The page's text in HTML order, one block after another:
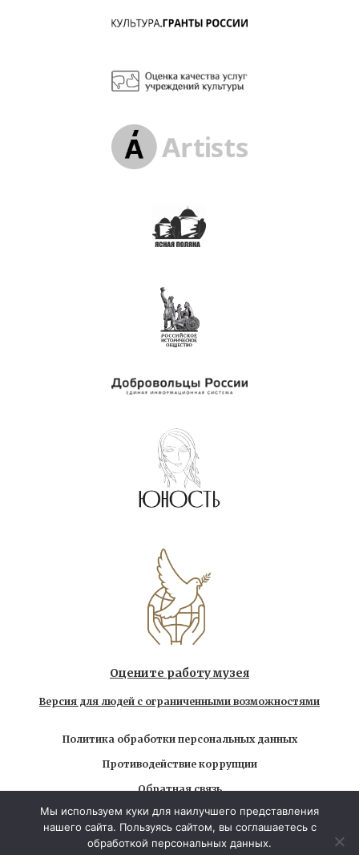
Оцените работу музея
Версия для людей с ограниченными возможностями
Политика обработки персональных данных
Противодействие коррупции
Обратная связь
Использование любых находящихся на сайте
материалов без официального разрешения запрещено
© 2026 Государственный музей-заповедник Л.Н.
Мы используем куки для наилучшего представления
нашего сайта. Пользуясь сайтом, вы соглашаетесь с
обработкой персональных данных.